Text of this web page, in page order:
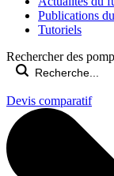
Publications
Tutoriels
Rechercher des
Devis comparatif